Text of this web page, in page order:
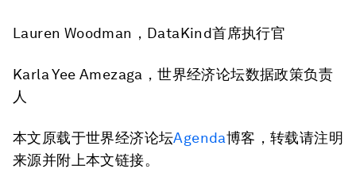
Lauren Woodman，DataKind首席执行官 ​
Karla Yee Amezaga，世界经济论坛数据政策负责
人
本文原载于世界经济论坛Agenda博客，转载请注明
来源并附上本文链接。